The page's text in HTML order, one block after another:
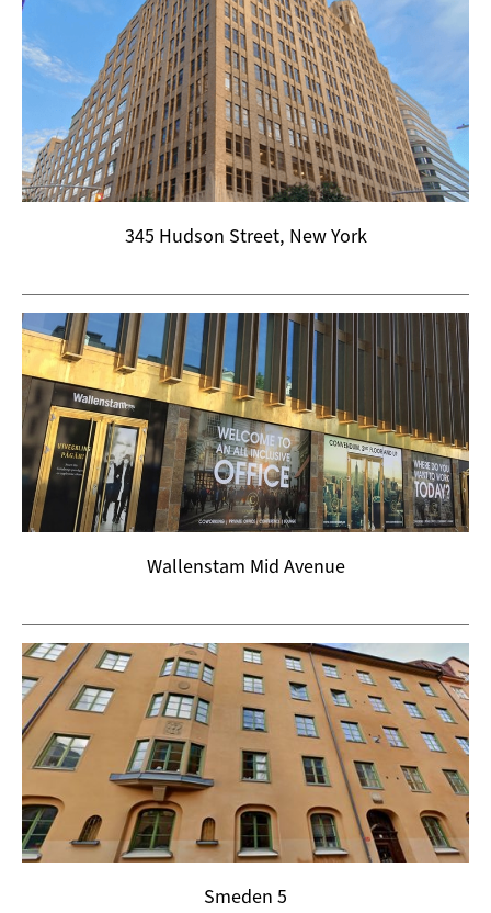
345 Hudson Street, New York
Wallenstam Mid Avenue
Smeden 5